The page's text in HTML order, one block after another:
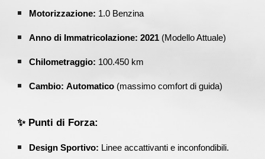
Motorizzazione: 1.0 Benzina
Anno di Immatricolazione: 2021 (Modello Attuale)
Chilometraggio: 100.450 km
Cambio: Automatico (massimo comfort di guida)
✨ Punti di Forza:
Design Sportivo: Linee accattivanti e inconfondibili.